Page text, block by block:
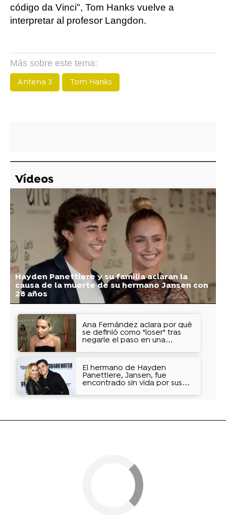
código da Vinci", Tom Hanks vuelve a
interpretar al profesor Langdon.
Más sobre este tema:
Antena 3
Tom Hanks
Vídeos
Hayden Panettiere y su familia aclaran la
causa de la muerte de su hermano Jansen con
28 años
Ana Fernández aclara por qué
se definió como "loser" tras
negarle el paso en una
El hermano de Hayden
Panettiere, Jansen, fue
encontrado sin vida por sus
reanimarle sin éxito